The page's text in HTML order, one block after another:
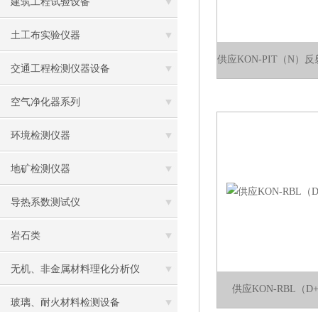
土工布实验仪器
交通工程检测仪器设备
空气净化器系列
环境检测仪器
地矿检测仪器
导热系数测试仪
岩石类
无机、非金属材料理化分析仪
玻璃、耐火材料检测设备
供应KON-RBL（